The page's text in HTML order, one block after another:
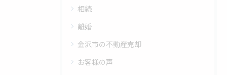
相続
離婚
金沢市の不動産売却
お客様の声